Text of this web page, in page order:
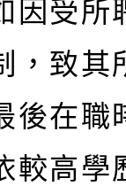
因受所
，致其
後在職
較高學